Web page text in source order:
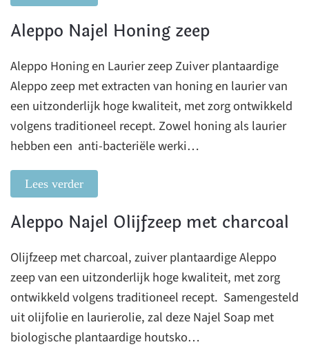
Aleppo Najel Honing zeep
Aleppo Honing en Laurier zeep Zuiver plantaardige
Aleppo zeep met extracten van honing en laurier van
een uitzonderlijk hoge kwaliteit, met zorg ontwikkeld
volgens traditioneel recept. Zowel honing als laurier
hebben een anti-bacteriële werki…
Lees verder
Aleppo Najel Olijfzeep met charcoal
Olijfzeep met charcoal, zuiver plantaardige Aleppo
zeep van een uitzonderlijk hoge kwaliteit, met zorg
ontwikkeld volgens traditioneel recept. Samengesteld
uit olijfolie en laurierolie, zal deze Najel Soap met
biologische plantaardige houtsko…